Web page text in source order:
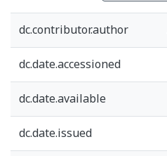
dc.contributor.author
dc.date.accessioned
dc.date.available
dc.date.issued